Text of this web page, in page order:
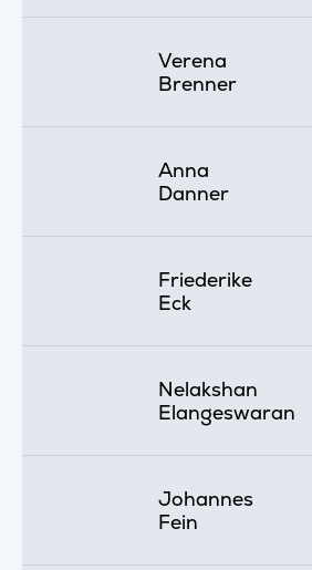
Verena
Brenner
Anna
Danner
Friederike
Eck
Nelakshan
Elangeswaran
Johannes
Fein